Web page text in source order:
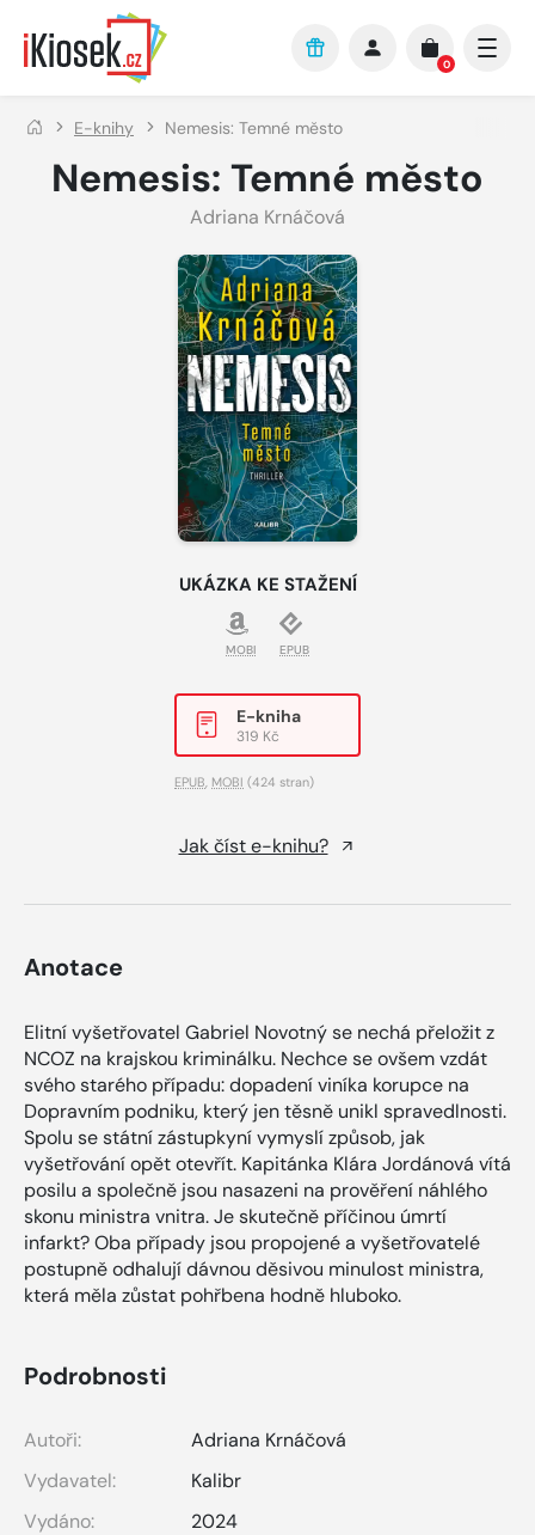
Přejít na hlavní obsah
0
E-knihy Nemesis: Temné město
Nemesis: Temné město
Adriana Krnáčová
UKÁZKA KE STAŽENÍ
MOBI EPUB
E-kniha
319 Kč
EPUB, MOBI (424 stran)
Jak číst e-knihu?
Anotace
Elitní vyšetřovatel Gabriel Novotný se nechá přeložit z
NCOZ na krajskou kriminálku. Nechce se ovšem vzdát
svého starého případu: dopadení viníka korupce na
Dopravním podniku, který jen těsně unikl spravedlnosti.
Spolu se státní zástupkyní vymyslí způsob, jak
vyšetřování opět otevřít. Kapitánka Klára Jordánová vítá
posilu a společně jsou nasazeni na prověření náhlého
skonu ministra vnitra. Je skutečně příčinou úmrtí
infarkt? Oba případy jsou propojené a vyšetřovatelé
postupně odhalují dávnou děsivou minulost ministra,
která měla zůstat pohřbena hodně hluboko.
Podrobnosti
Autoři:
Adriana Krnáčová
Vydavatel:
Kalibr
Vydáno:
2024